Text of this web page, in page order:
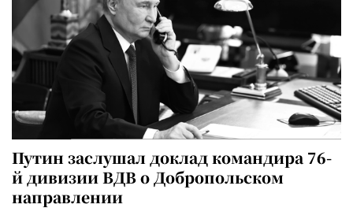
Путин заслушал доклад командира 76-
й дивизии ВДВ о Добропольском
направлении